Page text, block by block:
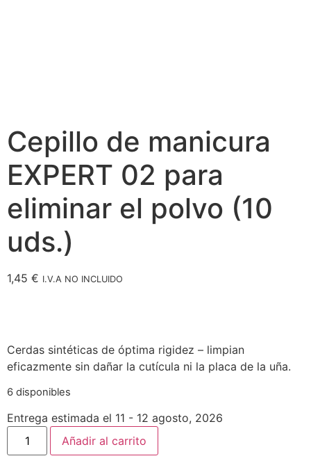
Cepillo de manicura
EXPERT 02 para
eliminar el polvo (10
uds.)
1,45 € I.V.A NO INCLUIDO
Cerdas sintéticas de óptima rigidez – limpian
eficazmente sin dañar la cutícula ni la placa de la uña.
6 disponibles
Entrega estimada el 11 - 12 agosto, 2026
Añadir al carrito